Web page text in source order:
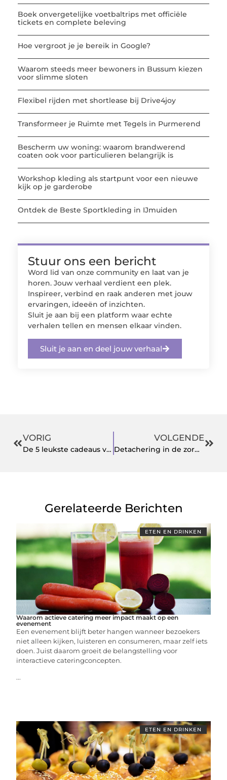
Boek onvergetelijke voetbaltrips met officiële
tickets en complete beleving
Hoe vergroot je je bereik in Google?
Waarom steeds meer bewoners in Bussum kiezen
voor slimme sloten
Flexibel rijden met shortlease bij Drive4joy
Transformeer je Ruimte met Tegels in Purmerend
Bescherm uw woning: waarom brandwerend
coaten ook voor particulieren belangrijk is
Workshop kleding als startpunt voor een nieuwe
kijk op je garderobe
Ontdek de Beste Sportkleding in IJmuiden
Stuur ons een bericht
Word lid van onze community en laat van je
horen. Jouw verhaal verdient een plek.
Inspireer, verbind en raak anderen met jouw
ervaringen, ideeën of inzichten.
Sluit je aan bij een platform waar echte
verhalen tellen en mensen elkaar vinden.
Sluit je aan en deel jouw verhaal
VORIG
De 5 leukste cadeaus voor bierliefhebbers
VOLGENDE
Detachering in de zorg? Wat is dat?
Gerelateerde Berichten
ETEN EN DRINKEN
Waarom actieve catering meer impact maakt op een
evenement
Een evenement blijft beter hangen wanneer bezoekers
niet alleen kijken, luisteren en consumeren, maar zelf iets
doen. Juist daarom groeit de belangstelling voor
interactieve cateringconcepten.
...
ETEN EN DRINKEN